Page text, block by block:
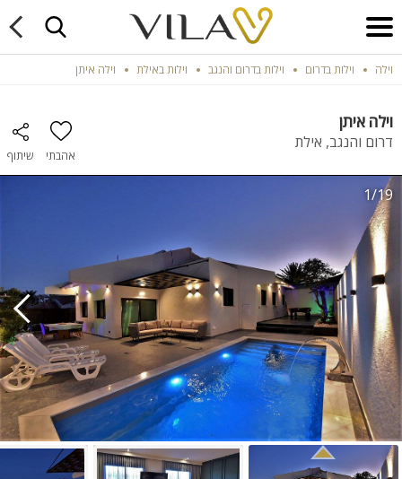
וילה וילות בדרום וילות בדרום והנגב וילות באילת וילה איתן
וילה איתן
דרום והנגב, אילת
אהבתי שיתוף
1/19